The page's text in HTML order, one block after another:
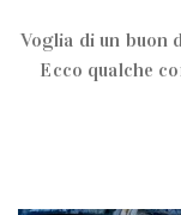
Voglia di un buon
Ecco qualche